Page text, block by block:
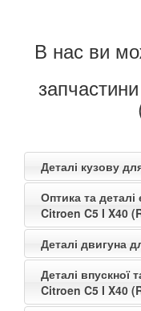
В нас ви
Деталі кузову
Оптика та
Citroen C5 I X40
Деталі двигуна
Деталі впускної
Citroen C5 I X40